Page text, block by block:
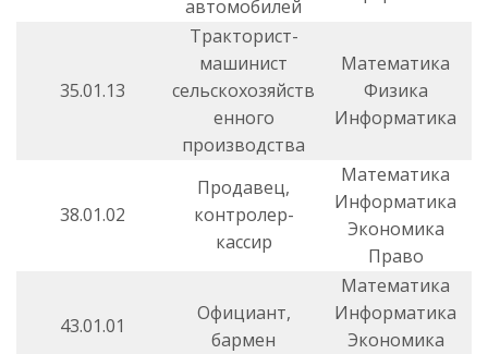
автомобилей
35.01.13
Тракторист-
машинист
сельскохозяйств
енного
производства
Математика
Физика
Информатика
38.01.02
Продавец,
контролер-
кассир
Математика
Информатика
Экономика
Право
43.01.01
Официант,
бармен
Математика
Информатика
Экономика